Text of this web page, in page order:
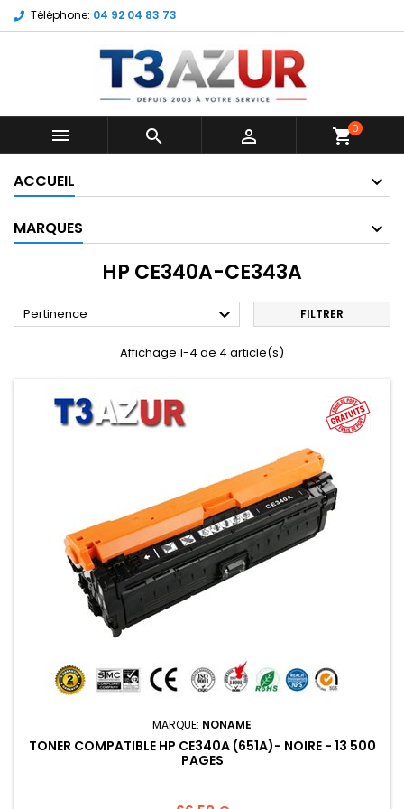
Téléphone: 04 92 04 83 73
   shopping_cart0
ACCUEIL
MARQUES
HP CE340A-CE343A
Pertinence  FILTRER
Affichage 1-4 de 4 article(s)
MARQUE: NONAME
TONER COMPATIBLE HP CE340A (651A)- NOIRE - 13 500
PAGES